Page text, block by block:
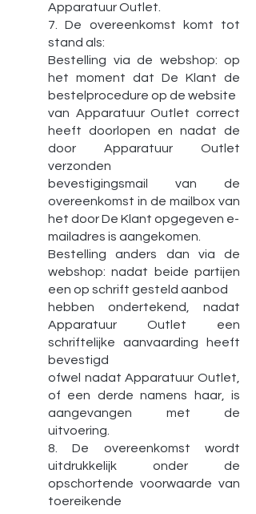
Apparatuur Outlet.
7. De overeenkomst komt tot
stand als:
Bestelling via de webshop: op
het moment dat De Klant de
bestelprocedure op de website
van Apparatuur Outlet correct
heeft doorlopen en nadat de
door Apparatuur Outlet
verzonden
bevestigingsmail van de
overeenkomst in de mailbox van
het door De Klant opgegeven e-
mailadres is aangekomen.
Bestelling anders dan via de
webshop: nadat beide partijen
een op schrift gesteld aanbod
hebben ondertekend, nadat
Apparatuur Outlet een
schriftelijke aanvaarding heeft
bevestigd
ofwel nadat Apparatuur Outlet,
of een derde namens haar, is
aangevangen met de
uitvoering.
8. De overeenkomst wordt
uitdrukkelijk onder de
opschortende voorwaarde van
toereikende